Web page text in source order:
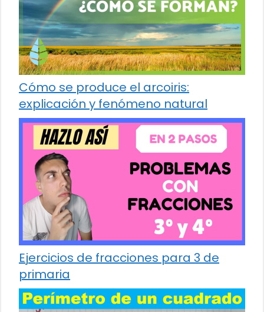
Cómo se produce el arcoiris:
explicación y fenómeno natural
Ejercicios de fracciones para 3 de
primaria